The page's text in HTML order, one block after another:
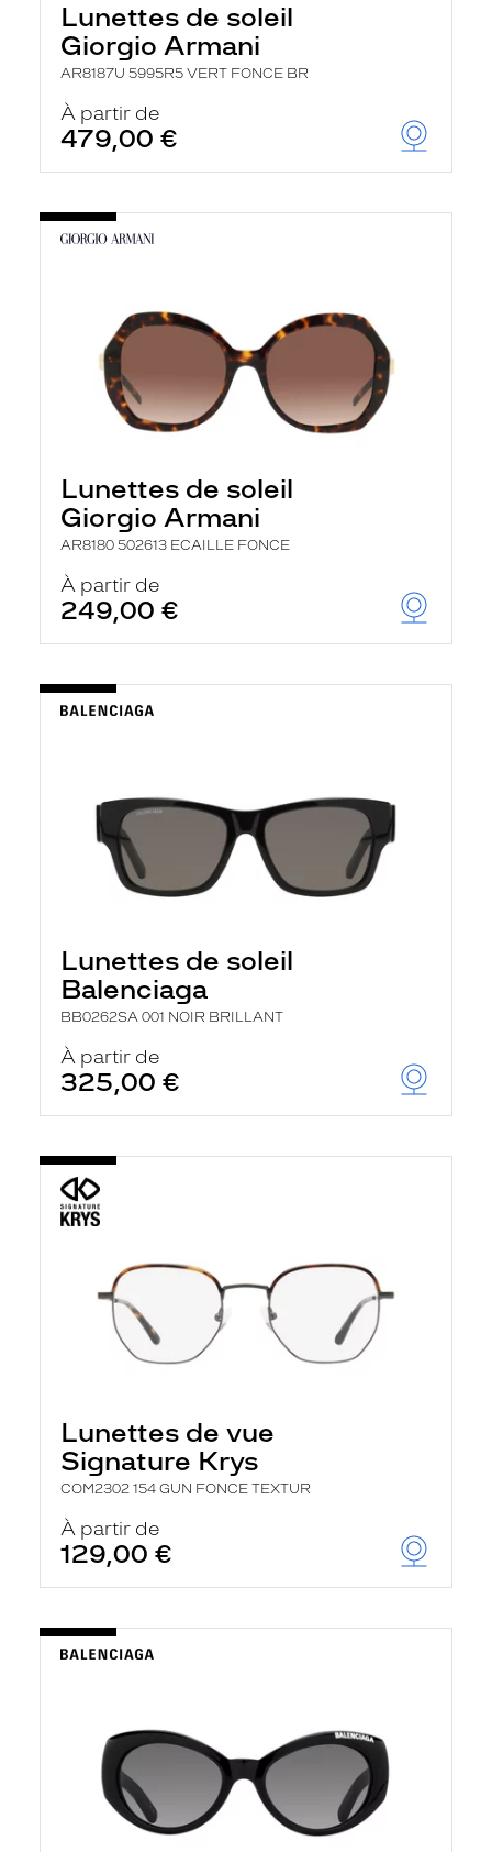
Lunettes de soleil
Giorgio Armani
AR8187U 5995R5 VERT FONCE BR
À partir de
479,00 €
Lunettes de soleil
Giorgio Armani
AR8180 502613 ECAILLE FONCE
À partir de
249,00 €
Lunettes de soleil
Balenciaga
BB0262SA 001 NOIR BRILLANT
À partir de
325,00 €
Lunettes de vue
Signature Krys
COM2302 154 GUN FONCE TEXTUR
À partir de
129,00 €